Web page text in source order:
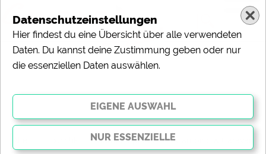
Campingplätze
Datenschutzeinstellungen
Hier findest du eine Übersicht über alle verwendeten
Daten. Du kannst deine Zustimmung geben oder nur
die essenziellen Daten auswählen.